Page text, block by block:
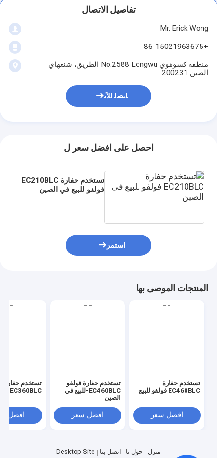
تفاصيل الاتصال
Mr. Erick Wong
+86-15021963675
منطقة كسوهوي No.2588 Longwu الطريق، شنغهاي
الصين 200231
ﺎﺘﺼﻟ ﺍﻶﻧ
احصل على افضل سعر ل
تستخدم حفارة EC210BLC
فولفو للبيع في الصين
استمر
المنتجات الموصى بها
تستخدم حفارة
EC460BLC فولفو للبيع
افضل سعر
تستخدم حفارة فولفو
EC460BLC-للبيع في
الصين
افضل سعر
تستخدم حفارة
EC360BLC فولفو للبيع
افضل
منزل حول نا اتصل بنا
Desktop Site